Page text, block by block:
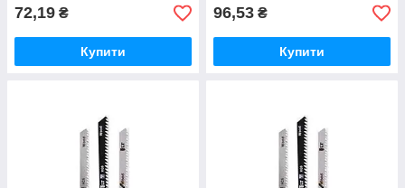
72,19 ₴
Купити
96,53 ₴
Купити